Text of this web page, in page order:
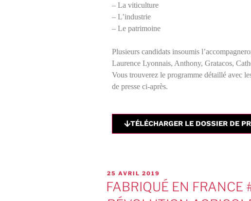
– La viticulture
– L’industrie
– Le patrimoine
Plusieurs candidats insoumis
Laurence Lyonnais, Anthony, Gratacos,
Vous trouverez le programme détaillé avec
de presse ci-après.
TÉLÉCHARGER LE DOSSIER DE
25 AVRIL 2019
FABRIQUÉ EN FRANCE